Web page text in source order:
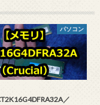
パソコン
／